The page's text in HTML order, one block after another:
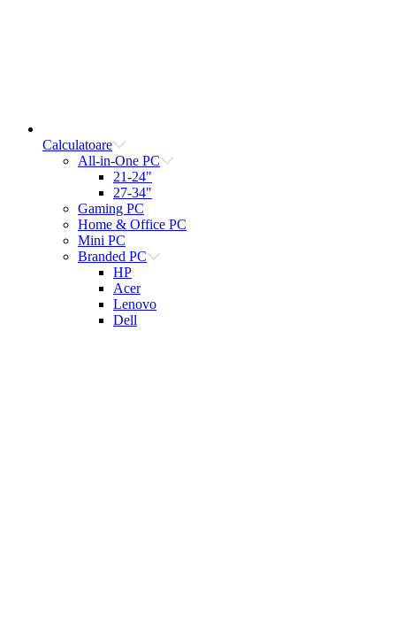
Calculatoare
All-in-One PC
21-24"
27-34"
Gaming PC
Home & Office PC
Mini PC
Branded PC
HP
Acer
Lenovo
Dell